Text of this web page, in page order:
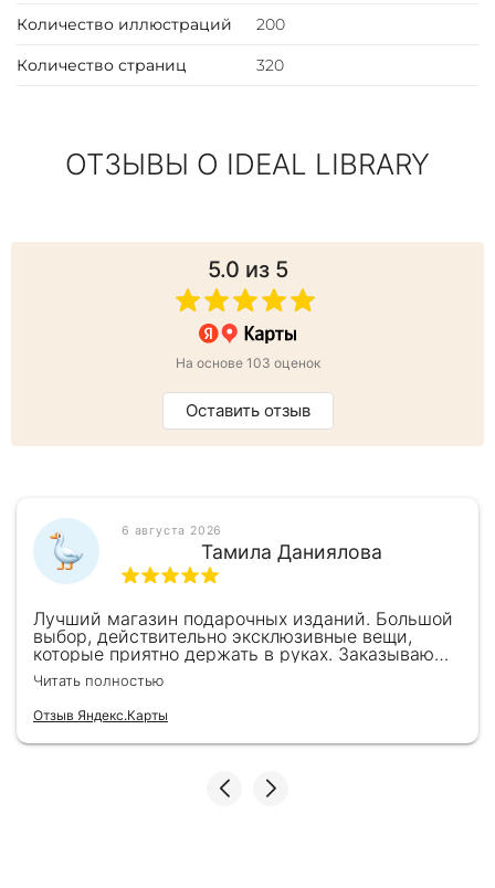
Количество иллюстраций 200
Количество страниц 320
ОТЗЫВЫ О IDEAL LIBRARY
5.0 из 5
На основе 103 оценок
Оставить отзыв
6 августа 2026
Тамила Даниялова
Лучший магазин подарочных изданий. Большой
выбор, действительно эксклюзивные вещи,
которые приятно держать в руках. Заказываю
здесь уже второй раз для бизнес-партнеров,
всегда всё безупречно — от общения с
консультантами до качества самих книг.
Однозначно рекомендую
Читать полностью
Отзыв Яндекс.Карты